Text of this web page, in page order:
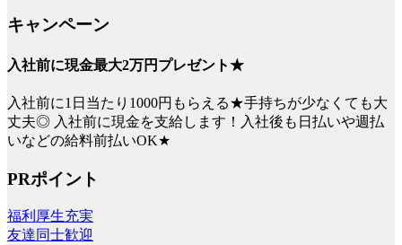
キャンペーン
入社前に現金最大2万円プレゼント★
入社前に1日当たり1000円もらえる★手持ちが少なくても大
丈夫◎ 入社前に現金を支給します！入社後も日払いや週払
いなどの給料前払いOK★
PRポイント
福利厚生充実
友達同士歓迎